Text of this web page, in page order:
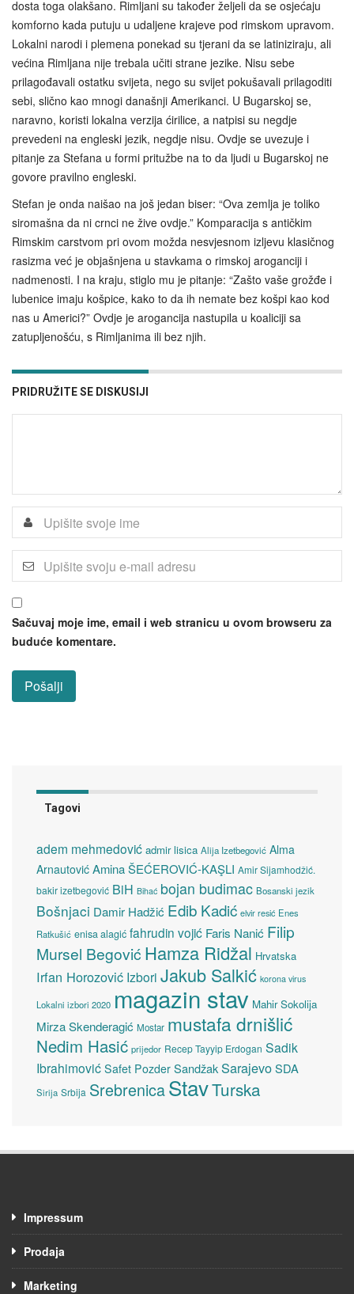
dosta toga olakšano. Rimljani su također željeli da se osjećaju
komforno kada putuju u udaljene krajeve pod rimskom upravom.
Lokalni narodi i plemena ponekad su tjerani da se latiniziraju, ali
većina Rimljana nije trebala učiti strane jezike. Nisu sebe
prilagođavali ostatku svijeta, nego su svijet pokušavali prilagoditi
sebi, slično kao mnogi današnji Amerikanci. U Bugarskoj se,
naravno, koristi lokalna verzija ćirilice, a natpisi su negdje
prevedeni na engleski jezik, negdje nisu. Ovdje se uvezuje i
pitanje za Stefana u formi pritužbe na to da ljudi u Bugarskoj ne
govore pravilno engleski.
Stefan je onda naišao na još jedan biser: “Ova zemlja je toliko
siromašna da ni crnci ne žive ovdje.” Komparacija s antičkim
Rimskim carstvom pri ovom možda nesvjesnom izljevu klasičnog
rasizma već je objašnjena u stavkama o rimskoj aroganciji i
nadmenosti. I na kraju, stiglo mu je pitanje: “Zašto vaše grožđe i
lubenice imaju košpice, kako to da ih nemate bez košpi kao kod
nas u Americi?” Ovdje je arogancija nastupila u koaliciji sa
zatupljenošću, s Rimljanima ili bez njih.
PRIDRUŽITE SE DISKUSIJI
Sačuvaj moje ime, email i web stranicu u ovom browseru za
buduće komentare.
Tagovi
adem mehmedović admir lisica Alija Izetbegović Alma
Arnautović Amina ŠEĆEROVIĆ-KAŞLI Amir Sijamhodžić.
bakir izetbegović BiH Bihać bojan budimac Bosanski jezik
Bošnjaci Damir Hadžić Edib Kadić elvir resić Enes
Ratkušić enisa alagić fahrudin vojić Faris Nanić Filip
Mursel Begović Hamza Ridžal Hrvatska
Irfan Horozović Izbori Jakub Salkić korona virus
Lokalni izbori 2020 magazin stav Mahir Sokolija
Mirza Skenderagić Mostar mustafa drnišlić
Nedim Hasić prijedor Recep Tayyip Erdogan Sadik
Ibrahimović Safet Pozder SandžakSarajevoSDA
Sirija Srbija SrebrenicaStavTurska
Impressum
Prodaja
Marketing